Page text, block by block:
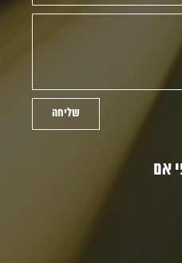
שליחה
אם